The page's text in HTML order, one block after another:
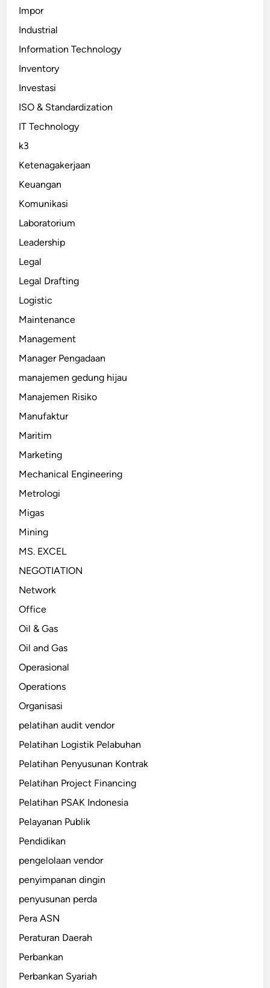
Impor
Industrial
Information Technology
Inventory
Investasi
ISO & Standardization
IT Technology
k3
Ketenagakerjaan
Keuangan
Komunikasi
Laboratorium
Leadership
Legal
Legal Drafting
Logistic
Maintenance
Management
Manager Pengadaan
manajemen gedung hijau
Manajemen Risiko
Manufaktur
Maritim
Marketing
Mechanical Engineering
Metrologi
Migas
Mining
MS. EXCEL
NEGOTIATION
Network
Office
Oil & Gas
Oil and Gas
Operasional
Operations
Organisasi
pelatihan audit vendor
Pelatihan Logistik Pelabuhan
Pelatihan Penyusunan Kontrak
Pelatihan Project Financing
Pelatihan PSAK Indonesia
Pelayanan Publik
Pendidikan
pengelolaan vendor
penyimpanan dingin
penyusunan perda
Pera ASN
Peraturan Daerah
Perbankan
Perbankan Syariah